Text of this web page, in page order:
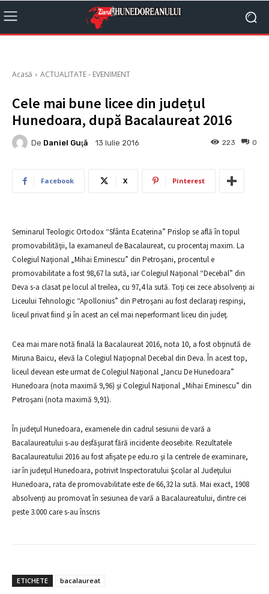
Acasă ACTUALITATE - EVENIMENT
Cele mai bune licee din județul
Hunedoara, după Bacalaureat 2016
De Daniel Guţă 13 Iulie 2016 0
223
Facebook X Pinterest
Seminarul Teologic Ortodox “Sfânta Ecaterina” Prislop se află în topul
promovabilităţii, la examaneul de Bacalaureat, cu procentaj maxim. La
Colegiul Naţional „Mihai Eminescu” din Petroşani, procentul e
promovabilitate a fost 98,67 la sută, iar Colegiul Naţional “Decebal” din
Deva s-a clasat pe locul al treilea, cu 97,4 la sută. Toţi cei zece absolvenţi ai
Liceului Tehnologic “Apollonius” din Petroşani au fost declaraţi respinşi,
liceul privat fiind şi în acest an cel mai neperformant liceu din judeţ.
Cea mai mare notă finală la Bacalaureat 2016, nota 10, a fost obţinută de
Miruna Baicu, elevă la Colegiul Naţiopnal Decebal din Deva. În acest top,
liceul devean este urmat de Colegiul Naţional „Iancu De Hunedoara”
Hunedoara (nota maximă 9,96) şi Colegiul Naţional „Mihai Eminescu” din
Petroşani (nota maximă 9,91).
În judeţul Hunedoara, examenele din cadrul sesiunii de vară a
Bacalaureatului s-au desfăşurat fără incidente deosebite. Rezultatele
Bacalaureatului 2016 au fost afişate pe edu.ro şi la centrele de examinare,
iar în judeţul Hunedoara, potrivit Inspectoratului Şcolar al Judeţului
Hunedoara, rata de promovabilitate este de 66,32 la sută. Mai exact, 1908
absolvenţi au promovat în sesiunea de vară a Bacalaureatului, dintre cei
peste 3.000 care s-au înscris
ETICHETE bacalaureat